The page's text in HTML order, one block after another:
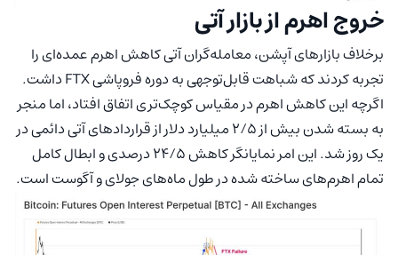
خروج اهرم از بازار آتی
برخلاف بازارهای آپشن، معامله‌گران آتی کاهش اهرم عمده‌ای را
تجربه کردند که شباهت‌ قابل‌توجهی به دوره فروپاشی FTX داشت.
اگرچه این کاهش اهرم در مقیاس کوچک‌تری اتفاق افتاد، اما منجر
به بسته شدن بیش از ۲/۵ میلیارد دلار از قراردادهای آتی دائمی در
یک روز شد. این امر نمایانگر کاهش ۲۴/۵ درصدی و ابطال کامل
تمام اهرم‌های ساخته شده در طول ماه‌های جولای و آگوست است.